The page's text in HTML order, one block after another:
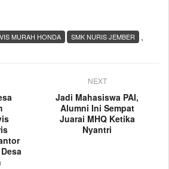
,
MURAH HONDA SMK NURIS JEMBER
NEXT
Jadi Mahasiswa PAI,
Alumni Ini Sempat
Juarai MHQ Ketika
Nyantri